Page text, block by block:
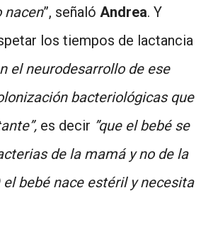
nacen”, señaló Andrea. Y
los tiempos de lactancia
el neurodesarrollo de ese
bacteriológicas que
es decir ”que el bebé se
de la mamá y no de la
bebé nace estéril y necesita